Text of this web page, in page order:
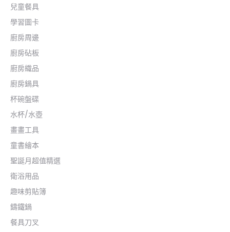
兒童餐具
學習圖卡
廚房周邊
廚房砧板
廚房織品
廚房鍋具
杯碗盤碟
水杯/水壺
畫畫工具
童書繪本
聖誕月超值精選
衛浴用品
趣味剪貼簿
鑄鐵鍋
餐具刀叉